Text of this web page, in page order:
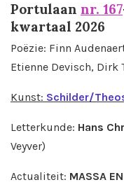
Portulaan nr. 167
kwartaal 2026
Poëzie: Finn
Etienne Devisch, Dirk
Kunst: Schilder/
Letterkunde: Hans
Veyver)
Actualiteit: MASSA